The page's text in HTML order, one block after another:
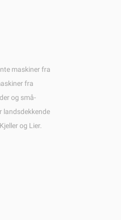
maskiner fra
fra
og små-
landsdekkende
og Lier.